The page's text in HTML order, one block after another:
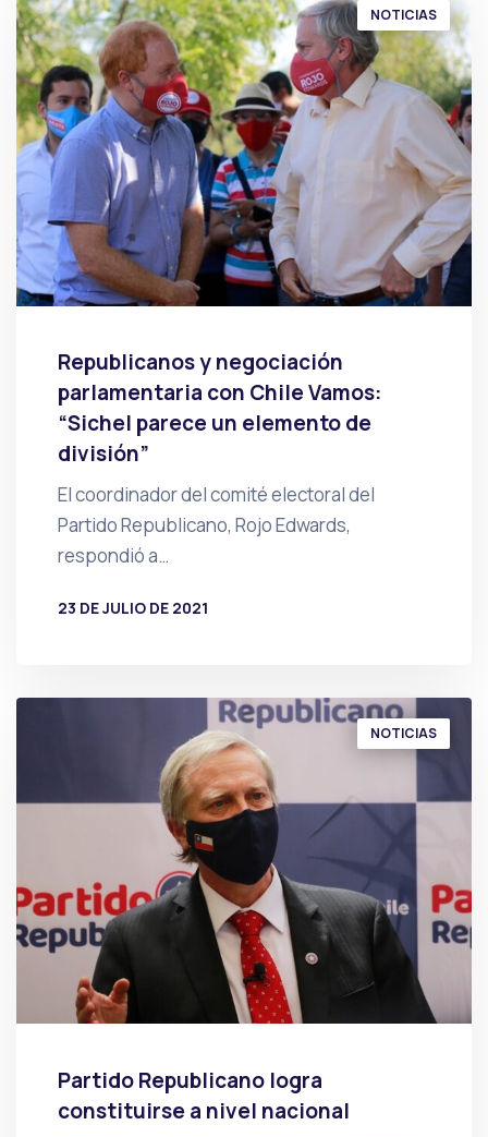
NOTICIAS
Republicanos y negociación
parlamentaria con Chile Vamos:
“Sichel parece un elemento de
división”
El coordinador del comité electoral del
Partido Republicano, Rojo Edwards,
respondió a…
23 DE JULIO DE 2021
NOTICIAS
Partido Republicano logra
constituirse a nivel nacional